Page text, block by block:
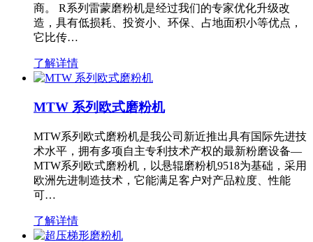
商。 R系列雷蒙磨粉机是经过我们的专家优化升级改
造，具有低损耗、投资小、环保、占地面积小等优点，
它比传…
了解详情
MTW 系列欧式磨粉机
MTW系列欧式磨粉机是我公司新近推出具有国际先进技
术水平，拥有多项自主专利技术产权的最新粉磨设备—
MTW系列欧式磨粉机，以悬辊磨粉机9518为基础，采用
欧洲先进制造技术，它能满足客户对产品粒度、性能
可…
了解详情